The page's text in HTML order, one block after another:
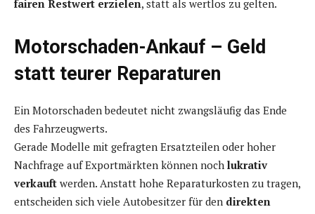
fairen Restwert erzielen, statt als wertlos zu gelten.
Motorschaden-Ankauf – Geld
statt teurer Reparaturen
Ein Motorschaden bedeutet nicht zwangsläufig das Ende
des Fahrzeugwerts.
Gerade Modelle mit gefragten Ersatzteilen oder hoher
Nachfrage auf Exportmärkten können noch lukrativ
verkauft werden. Anstatt hohe Reparaturkosten zu tragen,
entscheiden sich viele Autobesitzer für den direkten